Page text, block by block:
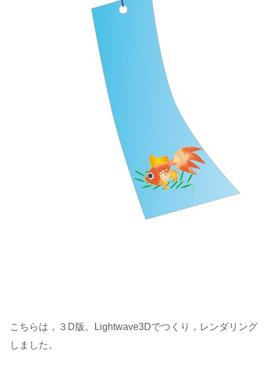
こちらは，３D版。Lightwave3Dでつくり，レンダリング
しました。